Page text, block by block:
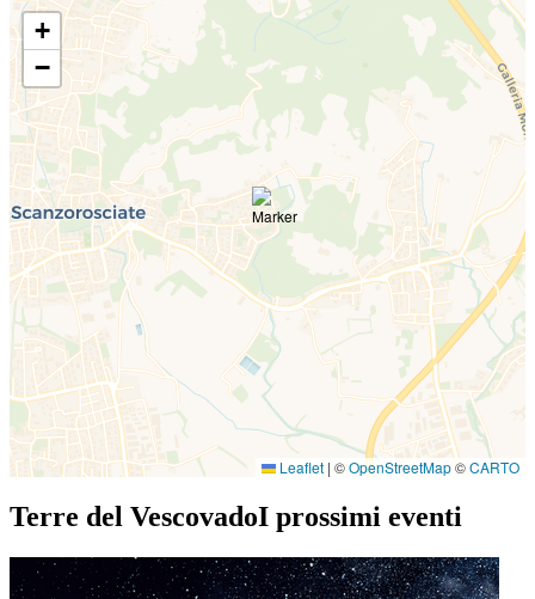
+
−
Leaflet | ©OpenStreetMap©CARTO
Terre del VescovadoI prossimi eventi